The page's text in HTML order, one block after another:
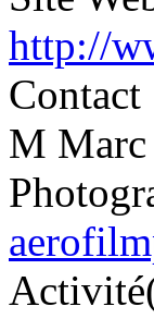
http://
Contact
M